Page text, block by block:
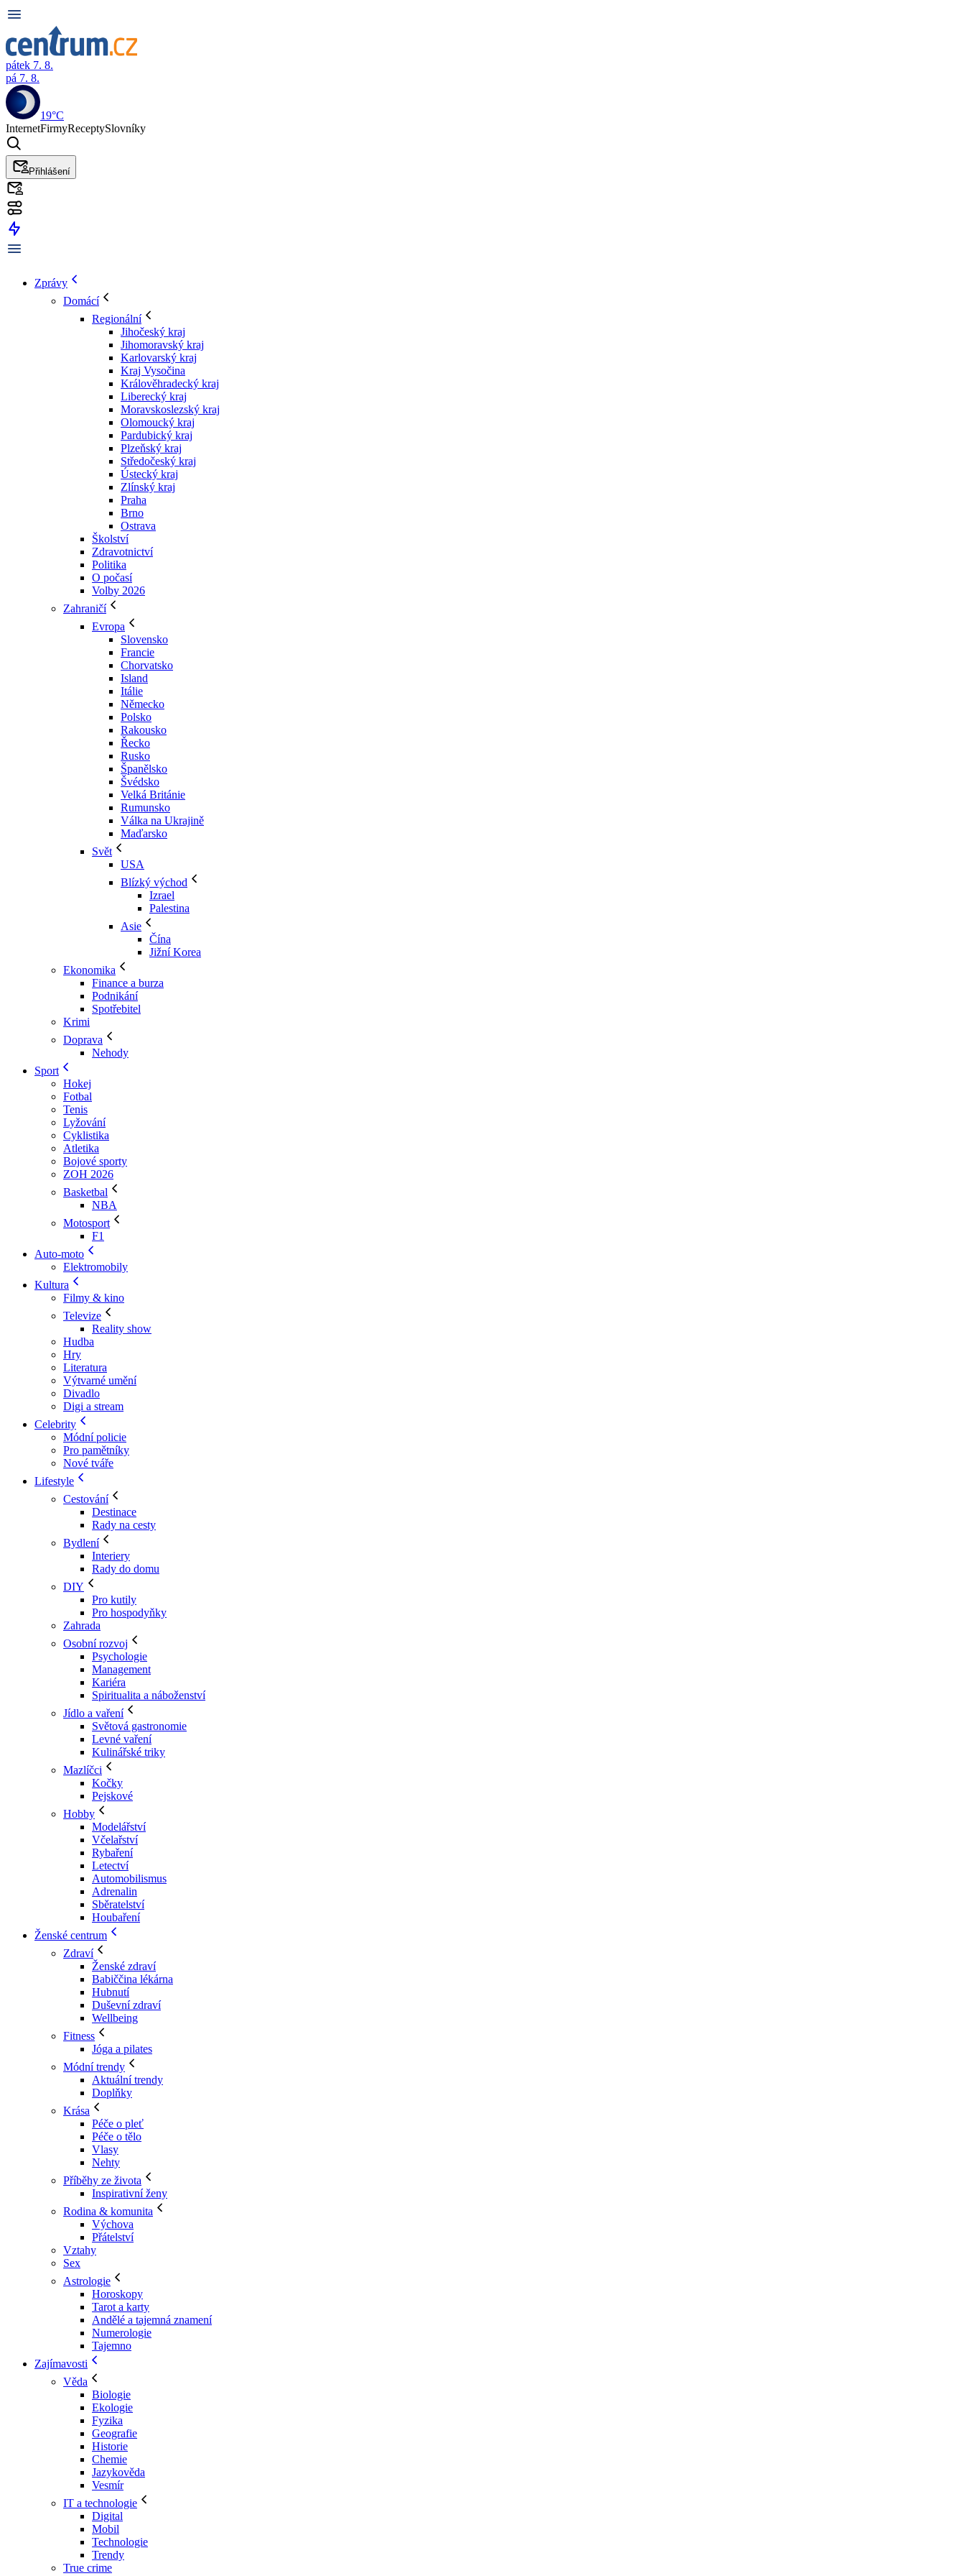
pátek 7. 8.
pá 7. 8.
19°C
InternetFirmyReceptySlovníky
Přihlášení
Zprávy
Domácí
Regionální
Jihočeský kraj
Jihomoravský kraj
Karlovarský kraj
Kraj Vysočina
Králověhradecký kraj
Liberecký kraj
Moravskoslezský kraj
Olomoucký kraj
Pardubický kraj
Plzeňský kraj
Středočeský kraj
Ústecký kraj
Zlínský kraj
Praha
Brno
Ostrava
Školství
Zdravotnictví
Politika
O počasí
Volby 2026
Zahraničí
Evropa
Slovensko
Francie
Chorvatsko
Island
Itálie
Německo
Polsko
Rakousko
Řecko
Rusko
Španělsko
Švédsko
Velká Británie
Rumunsko
Válka na Ukrajině
Maďarsko
Svět
USA
Blízký východ
Izrael
Palestina
Asie
Čína
Jižní Korea
Ekonomika
Finance a burza
Podnikání
Spotřebitel
Krimi
Doprava
Nehody
Sport
Hokej
Fotbal
Tenis
Lyžování
Cyklistika
Atletika
Bojové sporty
ZOH 2026
Basketbal
NBA
Motosport
F1
Auto-moto
Elektromobily
Kultura
Filmy & kino
Televize
Reality show
Hudba
Hry
Literatura
Výtvarné umění
Divadlo
Digi a stream
Celebrity
Módní policie
Pro pamětníky
Nové tváře
Lifestyle
Cestování
Destinace
Rady na cesty
Bydlení
Interiery
Rady do domu
DIY
Pro kutily
Pro hospodyňky
Zahrada
Osobní rozvoj
Psychologie
Management
Kariéra
Spiritualita a náboženství
Jídlo a vaření
Světová gastronomie
Levné vaření
Kulinářské triky
Mazlíčci
Kočky
Pejskové
Hobby
Modelářství
Včelařství
Rybaření
Letectví
Automobilismus
Adrenalin
Sběratelství
Houbaření
Ženské centrum
Zdraví
Ženské zdraví
Babiččina lékárna
Hubnutí
Duševní zdraví
Wellbeing
Fitness
Jóga a pilates
Módní trendy
Aktuální trendy
Doplňky
Krása
Péče o pleť
Péče o tělo
Vlasy
Nehty
Příběhy ze života
Inspirativní ženy
Rodina & komunita
Výchova
Přátelství
Vztahy
Sex
Astrologie
Horoskopy
Tarot a karty
Andělé a tajemná znamení
Numerologie
Tajemno
Zajímavosti
Věda
Biologie
Ekologie
Fyzika
Geografie
Historie
Chemie
Jazykověda
Vesmír
IT a technologie
Digital
Mobil
Technologie
Trendy
True crime